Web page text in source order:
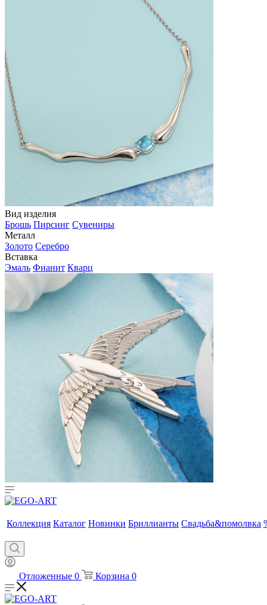
Вид изделия
Брошь Пирсинг Сувениры
Металл
Золото Серебро
Вставка
Эмаль Фианит Кварц
Коллекция Каталог Новинки Бриллианты Свадьба&помолвка
Отложенные 0 Корзина 0